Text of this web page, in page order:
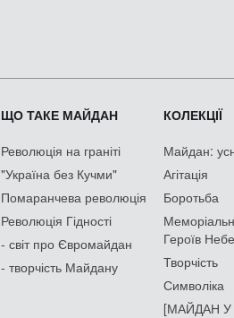
ЩО ТАКЕ МАЙДАН
Революція на граніті
"Україна без Кучми"
Помаранчева революція
Революція Гідності
- світ про Євромайдан
- творчість Майдану
КОЛЕКЦІЇ
Майдан:
Агітація
Боротьба
Героїв
Творчість
Символіка
[МАЙДАН